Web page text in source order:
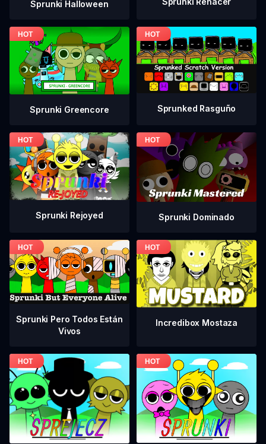
Sprunki Halloween
Sprunki Greencore Sprunked Rasguño
Sprunki Rejoyed Sprunki Dominado
Sprunki Pero Todos Están
Vivos
Incredibox Mostaza